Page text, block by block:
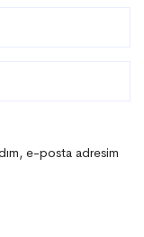
e-posta adresim